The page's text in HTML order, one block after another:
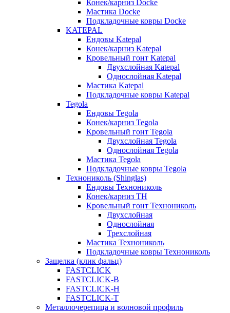
Конек/карниз Docke
Мастика Docke
Подкладочные ковры Docke
KATEPAL
Ендовы Katepal
Конек/карниз Katepal
Кровельный гонт Katepal
Двухслойная Katepal
Однослойная Katepal
Мастика Katepal
Подкладочные ковры Katepal
Tegola
Ендовы Tegola
Конек/карниз Tegola
Кровельный гонт Tegola
Двухслойная Tegola
Однослойная Tegola
Мастика Tegola
Подкладочные ковры Tegola
Технониколь (Shinglas)
Ендовы Технониколь
Конек/карниз ТН
Кровельный гонт Технониколь
Двухслойная
Однослойная
Трехслойная
Мастика Технониколь
Подкладочные ковры Технониколь
Защелка (клик фальц)
FASTCLICK
FASTCLICK-B
FASTCLICK-H
FASTCLICK-T
Металлочерепица и волновой профиль